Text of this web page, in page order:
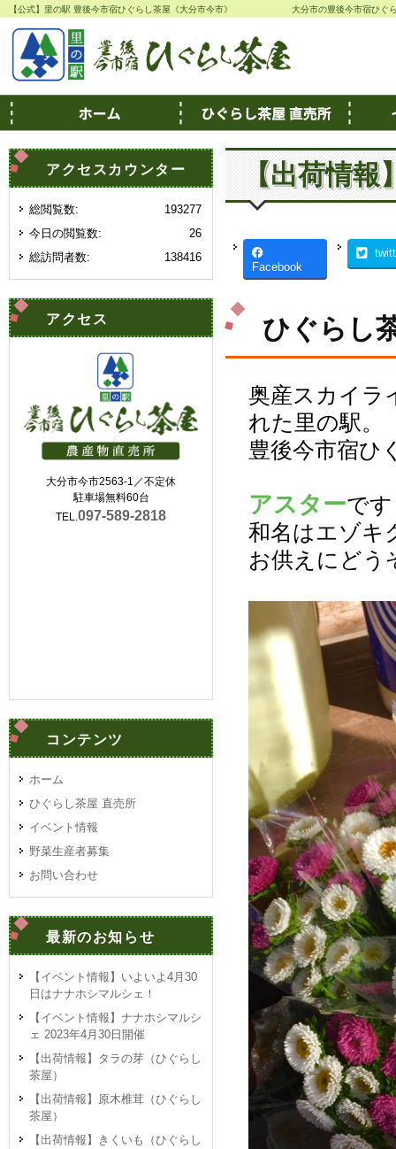
【公式】里の駅 豊後今市宿ひぐらし茶屋《大分市今市》 大分市の豊後今市宿ひぐ
【出荷情報
Facebook
ひぐらし
奥産スカイラ
れた里の駅。
豊後今市宿ひ
アスターで
和名はエゾキ
お供えにどう
アクセスカウンター
193277
総閲覧数:
26
今日の閲覧数:
138416
総訪問者数:
アクセス
大分市今市2563-1／不定休
駐車場無料60台
TEL.097-589-2818
コンテンツ
ホーム
ひぐらし茶屋 直売所
イベント情報
野菜生産者募集
お問い合わせ
最新のお知らせ
【イベント情報】いよいよ4月30
日はナナホシマルシェ！
【イベント情報】ナナホシマルシ
ェ 2023年4月30日開催
【出荷情報】タラの芽（ひぐらし
茶屋）
【出荷情報】原木椎茸（ひぐらし
茶屋）
【出荷情報】きくいも（ひぐらし